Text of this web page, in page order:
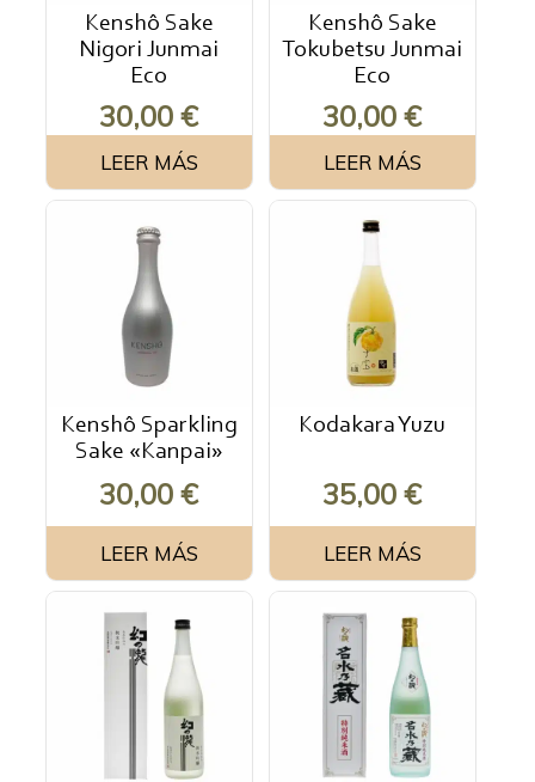
Kenshô Sake
Nigori Junmai
Eco
30,00€
LEER MÁS
Kenshô Sake
Tokubetsu Junmai
Eco
30,00€
LEER MÁS
Kenshô Sparkling
Sake «Kanpai»
30,00€
LEER MÁS
Kodakara Yuzu
35,00€
LEER MÁS